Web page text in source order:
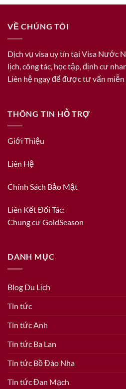
VỀ CHÚNG TÔI
Dịch vụ visa uy tín tại Visa Nước
lịch, công tác, học tập, định cư
Liên hệ ngay để được tư vấn
THÔNG TIN HỖ TRỢ
Giới Thiệu
Liên Hệ
Chính Sách Bảo Mật
Liên Kết Đối Tác:
Chung cư GoldSeason
DANH MỤC
Blog Du Lịch
Tin tức
Tin tức Anh
Tin tức Ba Lan
Tin tức Bồ Đào Nha
Tin tức Đan Mạch